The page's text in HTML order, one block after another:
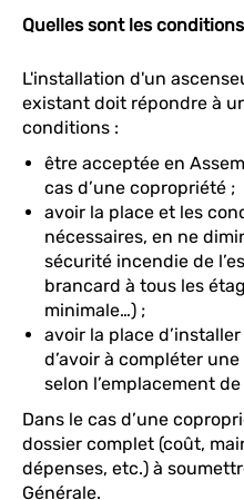
Quelles sont les
L'installation d'un
existant doit répondre à
conditions :
être acceptée en
cas d’une copropriété ;
avoir la place et les
nécessaires, en ne
sécurité incendie de
brancard à tous les
minimale…) ;
avoir la place
d’avoir à compléter
selon l’emplacement
Dans le cas d’une
dossier complet (coût,
dépenses, etc.) à
Générale.